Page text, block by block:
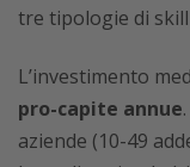
tre tipologie di
L’investimento
pro-capite annue
aziende (10-49